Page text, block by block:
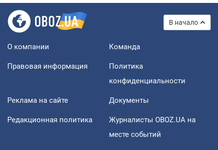
В начало
О компании Команда
Правовая информация
Политика
конфиденциальности
Реклама на сайте Документы
Редакционная политика
Журналисты OBOZ.UA на
месте событий